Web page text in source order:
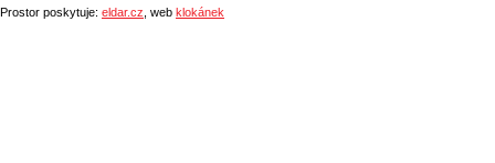
Prostor poskytuje: eldar.cz , web klokánek